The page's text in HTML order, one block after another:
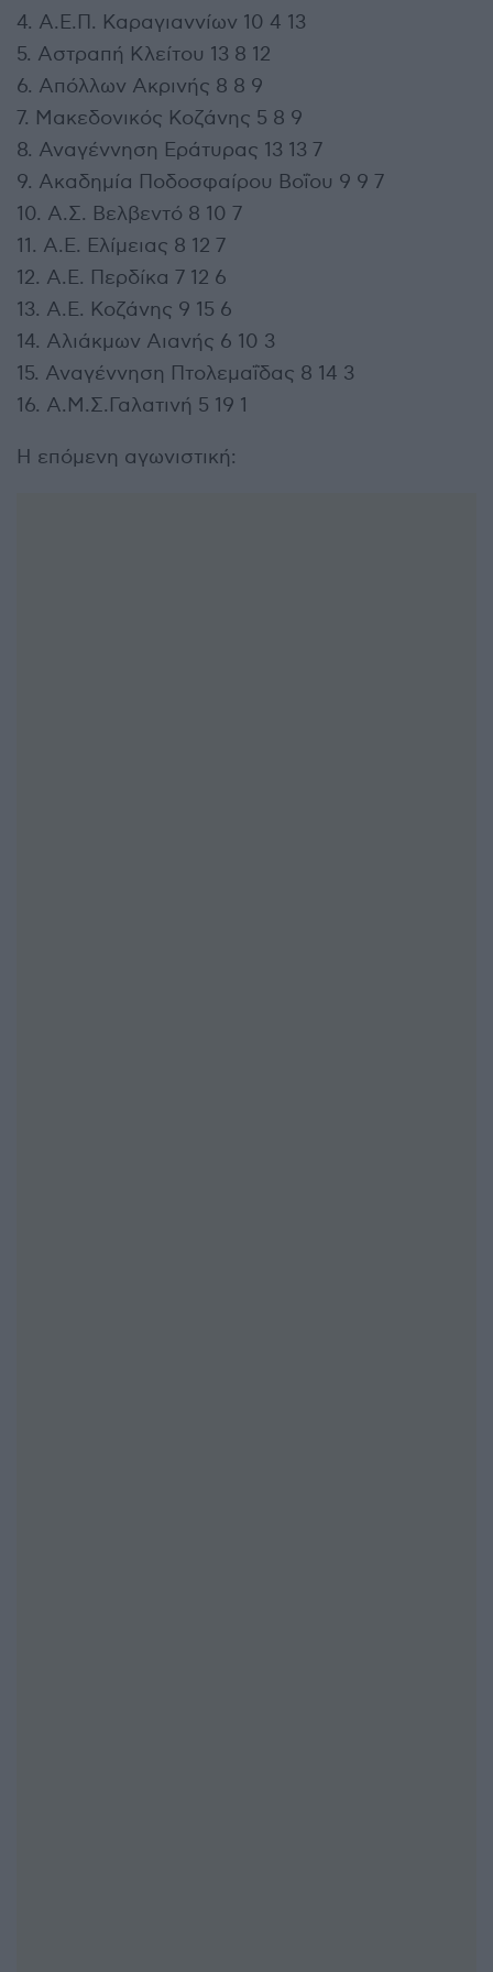
4. Α.Ε.Π. Καραγιαννίων 10 4 13
5. Αστραπή Κλείτου 13 8 12
6. Απόλλων Ακρινής 8 8 9
7. Μακεδονικός Κοζάνης 5 8 9
8. Αναγέννηση Εράτυρας 13 13 7
9. Ακαδημία Ποδοσφαίρου Βοΐου 9 9 7
10. Α.Σ. Βελβεντό 8 10 7
11. Α.Ε. Ελίμειας 8 12 7
12. Α.Ε. Περδίκα 7 12 6
13. Α.Ε. Κοζάνης 9 15 6
14. Αλιάκμων Αιανής 6 10 3
15. Αναγέννηση Πτολεμαΐδας 8 14 3
16. Α.Μ.Σ.Γαλατινή 5 19 1
Η επόμενη αγωνιστική: